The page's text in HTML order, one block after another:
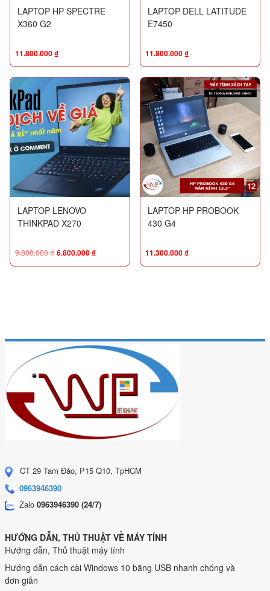
LAPTOP HP SPECTRE
X360 G2
11.800.000₫
LAPTOP DELL LATITUDE
E7450
11.800.000₫
LAPTOP LENOVO
THINKPAD X270
9.800.000₫ 6.800.000₫
LAPTOP HP PROBOOK
430 G4
11.300.000₫
CT 29 Tam Đảo, P15 Q10, TpHCM
0963946390
Zalo 0963946390 (24/7)
HƯỚNG DẪN, THỦ THUẬT VỀ MÁY TÍNH
Hướng dẫn, Thủ thuật máy tính
Hướng dẫn cách cài Windows 10 bằng USB nhanh chóng và
đơn giản